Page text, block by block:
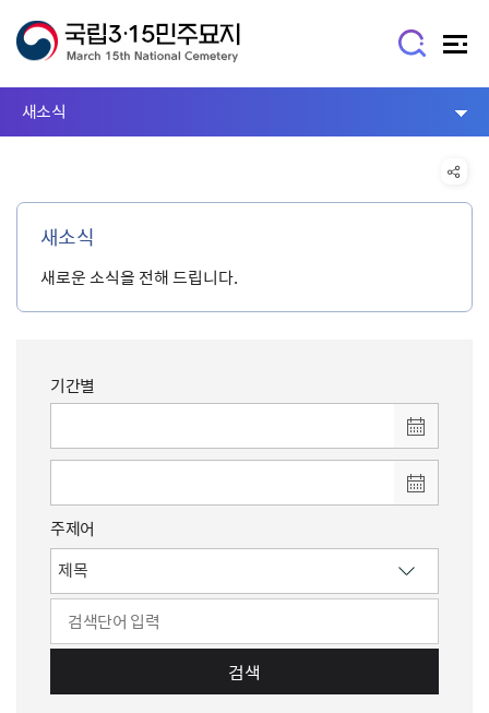
새소식
새소식
새로운 소식을 전해 드립니다.
기간별
주제어
검색